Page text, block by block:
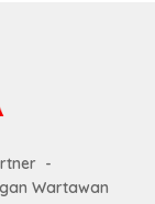
Wartawan